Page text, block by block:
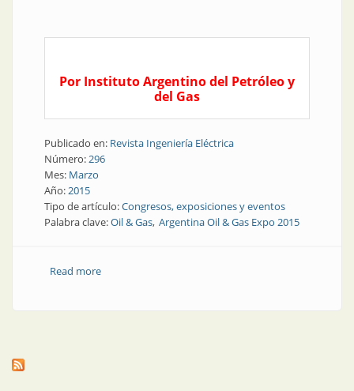
Por Instituto Argentino del Petróleo y
del Gas
Publicado en: Revista Ingeniería Eléctrica
Número:296
Mes: Marzo
Año:2015
Tipo de artículo:Congresos, exposiciones y eventos
Palabra clave:Oil & Gas Argentina Oil & Gas Expo 2015
Read moreabout Congresos y exposiciones | En octubre,